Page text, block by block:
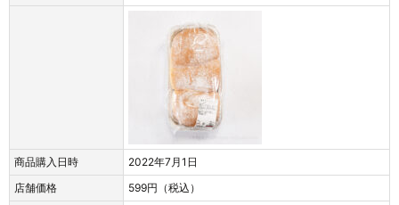
商品購入日時
2022年7月1日
店舗価格
599円（税込）